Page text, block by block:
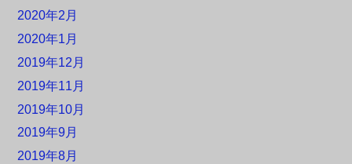
2020年2月
2020年1月
2019年12月
2019年11月
2019年10月
2019年9月
2019年8月